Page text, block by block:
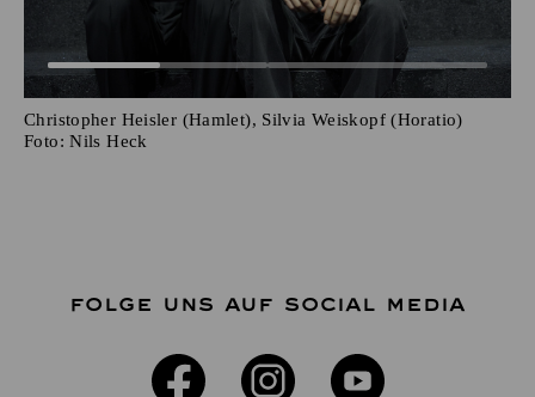
Christopher Heisler (Hamlet), Silvia Weiskopf (Horatio)
Foto: Nils Heck
FOLGE UNS AUF SOCIAL MEDIA